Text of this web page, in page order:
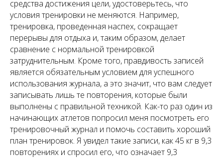
средства достижения цели, удостоверьтесь, что
условия тренировки не меняются. Например,
тренировка, проведенная наспех, сокращает
перерывы для отдыха и, таким образом, делает
сравнение с нормальной тренировкой
затруднительным. Кроме того, правдивость записей
является обязательным условием для успешного
использования журнала, а это значит, что вам следует
записывать лишь те повторения, которые были
выполнены с правильной техникой. Как-то раз один из
начинающих атлетов попросил меня посмотреть его
тренировочный журнал и помочь составить хороший
план тренировок. Я увидел такие записи, как 45 кг в 9,3
повторениях и спросил его, что означает 9,3